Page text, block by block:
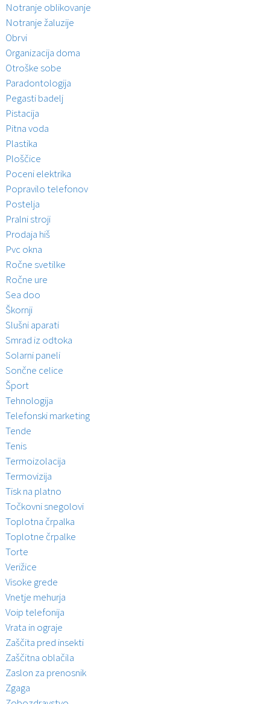
Notranje oblikovanje
Notranje žaluzije
Obrvi
Organizacija doma
Otroške sobe
Paradontologija
Pegasti badelj
Pistacija
Pitna voda
Plastika
Ploščice
Poceni elektrika
Popravilo telefonov
Postelja
Pralni stroji
Prodaja hiš
Pvc okna
Ročne svetilke
Ročne ure
Sea doo
Škornji
Slušni aparati
Smrad iz odtoka
Solarni paneli
Sončne celice
Šport
Tehnologija
Telefonski marketing
Tende
Tenis
Termoizolacija
Termovizija
Tisk na platno
Točkovni snegolovi
Toplotna črpalka
Toplotne črpalke
Torte
Verižice
Visoke grede
Vnetje mehurja
Voip telefonija
Vrata in ograje
Zaščita pred insekti
Zaščitna oblačila
Zaslon za prenosnik
Zgaga